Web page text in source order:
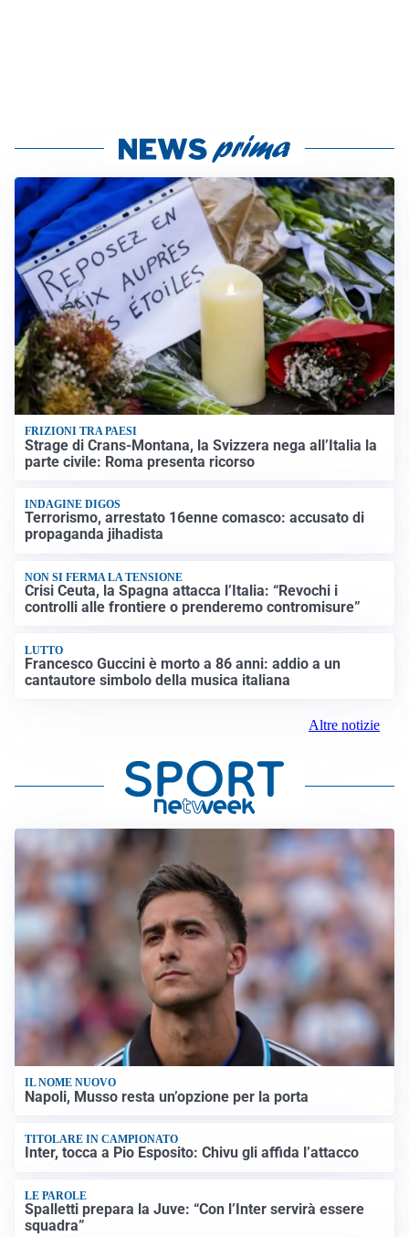
FRIZIONI TRA PAESI
Strage di Crans-Montana, la Svizzera nega all’Italia la
parte civile: Roma presenta ricorso
INDAGINE DIGOS
Terrorismo, arrestato 16enne comasco: accusato di
propaganda jihadista
NON SI FERMA LA TENSIONE
Crisi Ceuta, la Spagna attacca l’Italia: “Revochi i
controlli alle frontiere o prenderemo contromisure”
LUTTO
Francesco Guccini è morto a 86 anni: addio a un
cantautore simbolo della musica italiana
Altre notizie
IL NOME NUOVO
Napoli, Musso resta un’opzione per la porta
TITOLARE IN CAMPIONATO
Inter, tocca a Pio Esposito: Chivu gli affida l’attacco
LE PAROLE
Spalletti prepara la Juve: “Con l’Inter servirà essere
squadra”